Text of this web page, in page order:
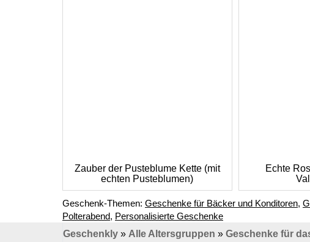
Zauber der Pusteblume Kette (mit
echten Pusteblumen)
Echte
Geschenk-Themen: Geschenke für Bäcker und Konditoren,
Polterabend, Personalisierte Geschenke
Geschenkly » Alle Altersgruppen » Geschenke für